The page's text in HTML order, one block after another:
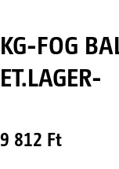
KG-FOG
ET.LAGER-
9 812 Ft